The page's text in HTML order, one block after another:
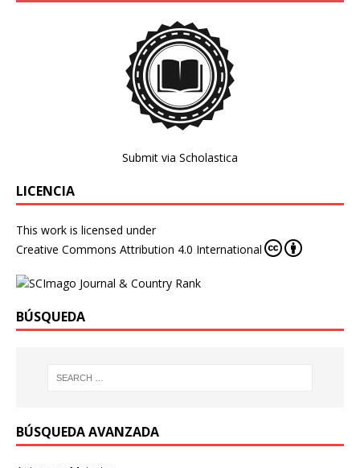
Submit via Scholastica
LICENCIA
This work is licensed under
Creative Commons Attribution 4.0 International
BÚSQUEDA
BÚSQUEDA AVANZADA